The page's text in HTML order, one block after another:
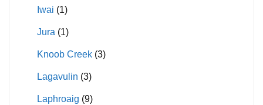
Iwai (1)
Jura (1)
Knoob Creek (3)
Lagavulin (3)
Laphroaig (9)